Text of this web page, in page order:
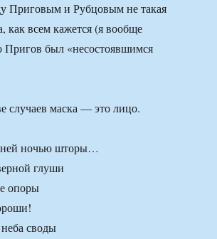
Приговым и Рубцовым не такая
как всем кажется (я вообще
Пригов был «несостоявшимся
случаев маска — это лицо.
ночью шторы…
глуши
опоры
своды